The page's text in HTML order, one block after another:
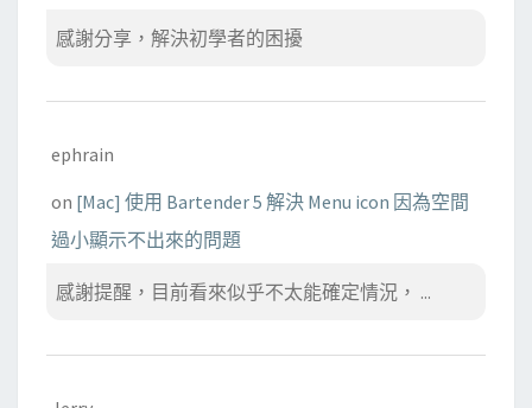
感謝分享，解決初學者的困擾
ephrain
on [Mac] 使用 Bartender 5 解決 Menu icon 因為空間
過小顯示不出來的問題
感謝提醒，目前看來似乎不太能確定情況， ...